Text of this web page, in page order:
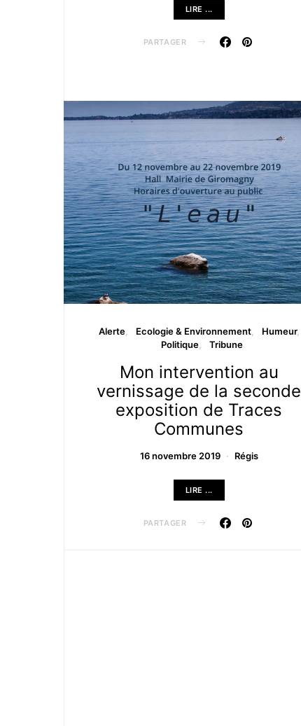
LIRE ...
PARTAGER
Alerte Ecologie & Environnement
Humeur
Politique
Tribune
Mon intervention au
vernissage de la seconde
exposition de Traces
Communes
16 novembre 2019 Régis
LIRE ...
PARTAGER